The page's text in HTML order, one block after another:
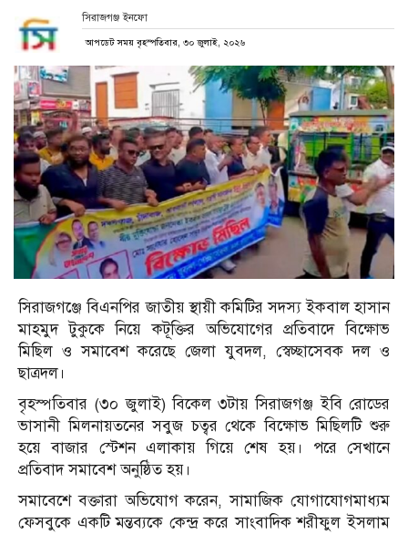
সিরাজগঞ্জ ইনফো
আপডেট সময় বৃহস্পতিবার, ৩০ জুলাই, ২০২৬
সিরাজগঞ্জে বিএনপির জাতীয় স্থায়ী কমিটির সদস্য ইকবাল হাসান
মাহমুদ টুকুকে নিয়ে কটূক্তির অভিযোগের প্রতিবাদে বিক্ষোভ
মিছিল ও সমাবেশ করেছে জেলা যুবদল, স্বেচ্ছাসেবক দল ও
ছাত্রদল।
বৃহস্পতিবার (৩০ জুলাই) বিকেল ৩টায় সিরাজগঞ্জ ইবি রোডের
ভাসানী মিলনায়তনের সবুজ চত্বর থেকে বিক্ষোভ মিছিলটি শুরু
হয়ে বাজার স্টেশন এলাকায় গিয়ে শেষ হয়। পরে সেখানে
প্রতিবাদ সমাবেশ অনুষ্ঠিত হয়।
সমাবেশে বক্তারা অভিযোগ করেন, সামাজিক যোগাযোগমাধ্যম
ফেসবুকে একটি মন্তব্যকে কেন্দ্র করে সাংবাদিক শরীফুল ইসলাম